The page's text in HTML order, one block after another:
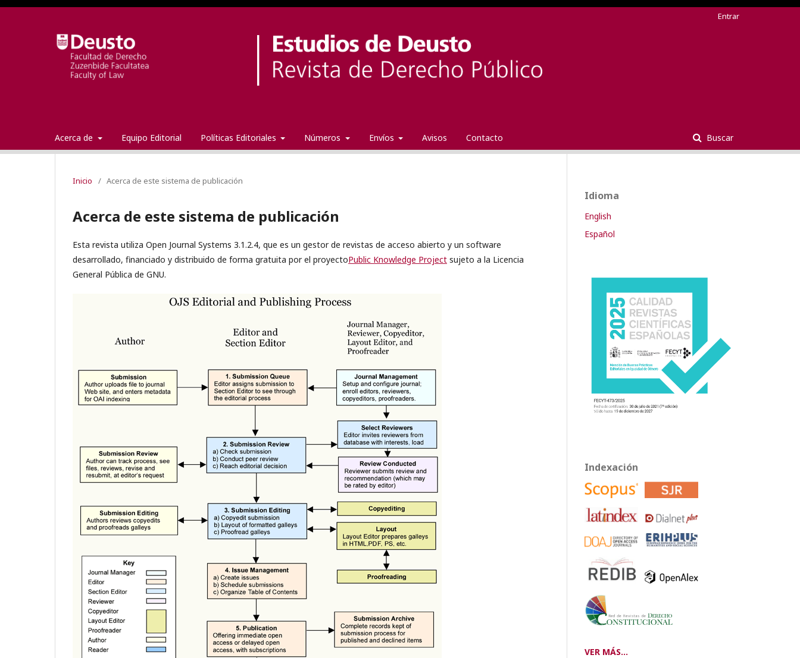
Acerca de Equipo Editorial Políticas Editoriales Números Envíos Avisos Contacto Buscar
Entrar
Inicio / Acerca de este sistema de publicación
Acerca de este sistema de publicación
Esta revista utiliza Open Journal Systems 3.1.2.4, que es un gestor de revistas de acceso abierto y un software
desarrollado, financiado y distribuido de forma gratuita por el proyectoPublic Knowledge Project sujeto a la Licencia
General Pública de GNU.
Idioma
English
Español
Indexación
VER MÁS...